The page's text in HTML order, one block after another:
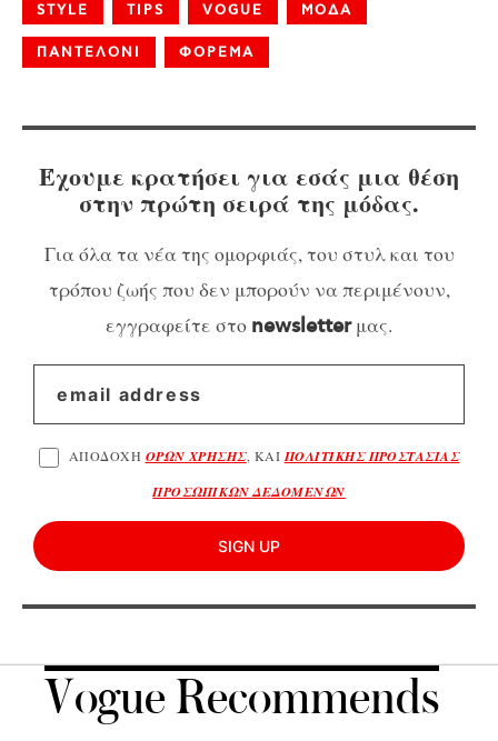
STYLE TIPS VOGUE ΜΟΔΑ
ΠΑΝΤΕΛΟΝΙ ΦΟΡΕΜΑ
Έχουμε κρατήσει για εσάς μια θέση
στην πρώτη σειρά της μόδας.
Για όλα τα νέα της ομορφιάς, του στυλ και του
τρόπου ζωής που δεν μπορούν να περιμένουν,
εγγραφείτε στο newsletterμας.
ΑΠΟΔΟΧΗ ΟΡΩΝ ΧΡΗΣΗΣ, ΚΑΙ ΠΟΛΙΤΙΚΗΣ ΠΡΟΣΤΑΣΙΑΣ
ΠΡΟΣΩΠΙΚΩΝ ΔΕΔΟΜΕΝΩΝ
SIGN UP
Vogue Recommends